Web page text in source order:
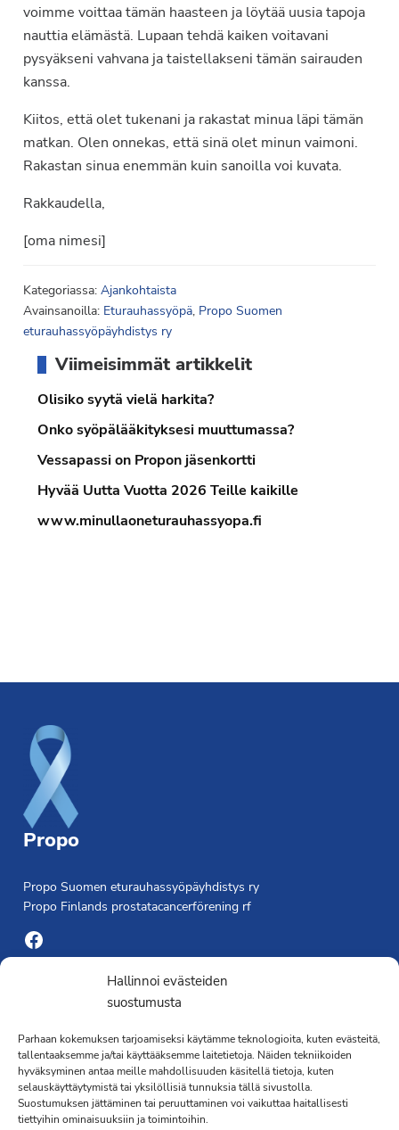
Hallinnoi evästeiden
suostumusta
Parhaan kokemuksen tarjoamiseksi käytämme teknologioita, kuten evästeitä,
tallentaaksemme ja/tai käyttääksemme laitetietoja. Näiden tekniikoiden
hyväksyminen antaa meille mahdollisuuden käsitellä tietoja, kuten
selauskäyttäytymistä tai yksilöllisiä tunnuksia tällä sivustolla.
Suostumuksen jättäminen tai peruuttaminen voi vaikuttaa haitallisesti
tiettyihin ominaisuuksiin ja toimintoihin.
voimme voittaa tämän haasteen ja löytää uusia tapoja
nauttia elämästä. Lupaan tehdä kaiken voitavani
pysyäkseni vahvana ja taistellakseni tämän sairauden
kanssa.
Kiitos, että olet tukenani ja rakastat minua läpi tämän
matkan. Olen onnekas, että sinä olet minun vaimoni.
Rakastan sinua enemmän kuin sanoilla voi kuvata.
Rakkaudella,
[oma nimesi]
Kategoriassa: Ajankohtaista
Avainsanoilla: Eturauhassyöpä, Propo Suomen
eturauhassyöpäyhdistys ry
sivupalkki
Viimeisimmät artikkelit
Olisiko syytä vielä harkita?
Onko syöpälääkityksesi muuttumassa?
Vessapassi on Propon jäsenkortti
Hyvää Uutta Vuotta 2026 Teille kaikille
www.minullaoneturauhassyopa.fi
Propo
Propo Suomen eturauhassyöpäyhdistys ry
Propo Finlands prostatacancerförening rf
Facebook
Yhdistyksen toimisto
Laivapojankatu 3 C, 00180 Helsinki
toimisto@propo.fi
Saavutettavuusseloste »
Toiminnanjohtaja